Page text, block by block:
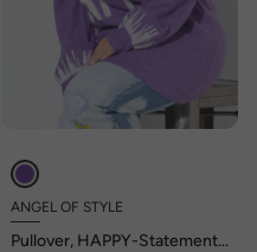
ANGEL OF STYLE
Pullover, HAPPY-Statement,